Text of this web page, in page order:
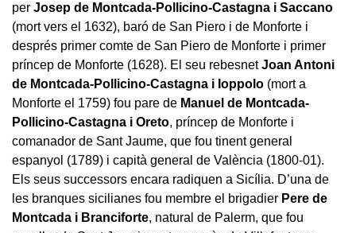
per Josep de Montcada-Pollicino-Castagna i Saccano
(mort vers el 1632), baró de San Piero i de Monforte i
després primer comte de San Piero de Monforte i primer
príncep de Monforte (1628). El seu rebesnetJoan Antoni
de Montcada-Pollicino-Castagna i Ioppolo (mort a
Monforte el 1759) fou pare de Manuel de Montcada-
Pollicino-Castagna i Oreto, príncep de Monforte i
comanador de Sant Jaume, que fou tinent general
espanyol (1789) i capità general de València (1800-01).
Els seus successors encara radiquen a Sicília. D’una de
les branques sicilianes fou membre el brigadier Pere de
Montcada i Branciforte, natural de Palerm, que fou